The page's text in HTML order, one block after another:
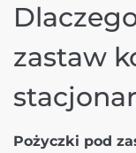
zastaw
Pożyczki pod